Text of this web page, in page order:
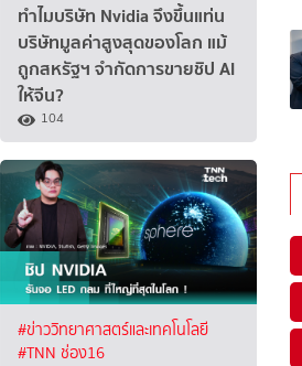
ทำไมบริษัท Nvidia จึงขึ้นแท่น
บริษัทมูลค่าสูงสุดของโลก แม้
ถูกสหรัฐฯ จำกัดการขายชิป AI
ให้จีน?
104
#ข่าววิทยาศาสตร์และเทคโนโลยี
#TNN ช่อง16